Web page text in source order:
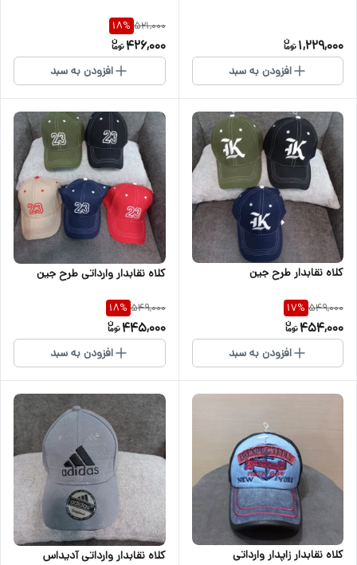
1,229,000
افزودن به سبد
521,000
18%
426,000
افزودن به سبد
کلاه نقابدار طرح جین
549,000
17%
454,000
افزودن به سبد
کلاه نقابدار وارداتی طرح جین
549,000
18%
445,000
افزودن به سبد
کلاه نقابدار زاپدار وارداتی
کلاه نقابدار وارداتی آدیداس